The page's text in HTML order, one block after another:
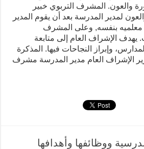
والعون. المشرف التربوي خبير
لمدير المدرسة بعد أن يقوم المدير
معلميه بنفسه, وعلى المشرف
يهدف الإشراف العام إلى متابعة
وإبراز النجاحات فيها. المذكرة
الإشراف العام مدير المدرسة مشرف
ووظائفها وأهدافها